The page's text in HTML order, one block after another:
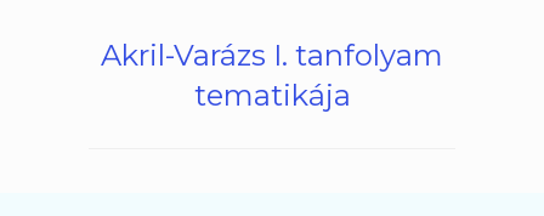
Akril-Varázs I. tanfolyam
tematikája